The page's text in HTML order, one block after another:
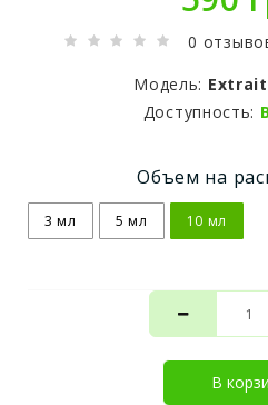
0
Модель:
Доступность:
Объем на
3 мл 5 мл 10 мл
В